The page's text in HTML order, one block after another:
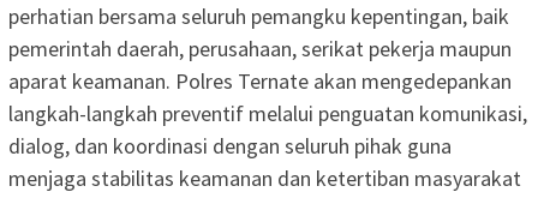
perhatian bersama seluruh pemangku kepentingan, baik
pemerintah daerah, perusahaan, serikat pekerja maupun
aparat keamanan. Polres Ternate akan mengedepankan
langkah-langkah preventif melalui penguatan komunikasi,
dialog, dan koordinasi dengan seluruh pihak guna
menjaga stabilitas keamanan dan ketertiban masyarakat